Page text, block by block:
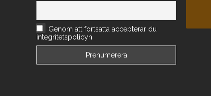
Genom att fortsätta accepterar du
integritetspolicyn